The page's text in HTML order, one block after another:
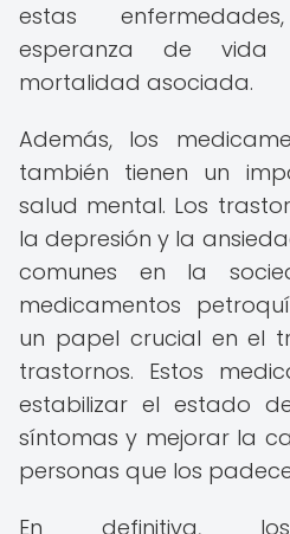
estas
esperanza de
mortalidad asociada.
Además, los
también tienen un
salud mental. Los
la depresión y la
comunes en la
medicamentos
un papel crucial en el
trastornos. Estos
estabilizar el estado
síntomas y mejorar la
personas que los
En definitiva, los